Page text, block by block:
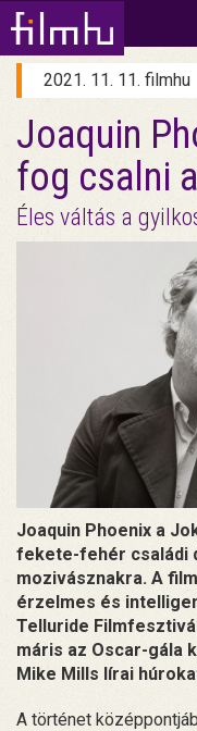
2021. 11. 11. filmhu
Joaquin
fog csalni
Éles váltás a
Joaquin Phoenix a
fekete-fehér családi
mozivásznakra. A
érzelmes és
Telluride
máris az Oscar-gála
Mike Mills lírai
A történet